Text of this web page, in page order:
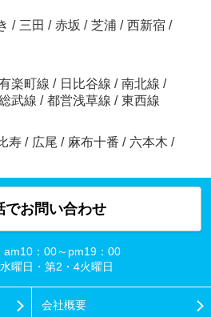
/ 三田 / 赤坂 / 芝浦 / 西新宿 /
楽町線 / 日比谷線 / 南北線 /
武線 / 都営浅草線 / 東西線
寿 / 広尾 / 麻布十番 / 六本木 /
でお問い合わせ
am10：00～pm19：00
水曜日・第2・4火曜日
会社概要